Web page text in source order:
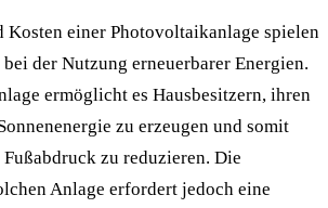
einer Photovoltaikanlage spielen
der Nutzung erneuerbarer Energien.
ermöglicht es Hausbesitzern, ihren
zu erzeugen und somit
zu reduzieren. Die
Anlage erfordert jedoch eine